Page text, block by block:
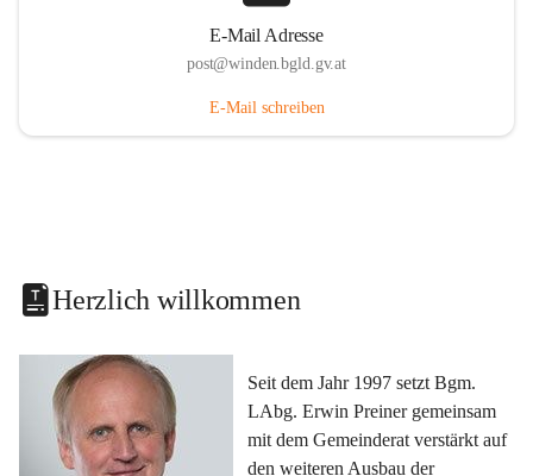
E-Mail Adresse
post@winden.bgld.gv.at
E-Mail schreiben
Herzlich willkommen
Seit dem Jahr 1997 setzt Bgm.
LAbg. Erwin Preiner gemeinsam
mit dem Gemeinderat verstärkt auf
den weiteren Ausbau der